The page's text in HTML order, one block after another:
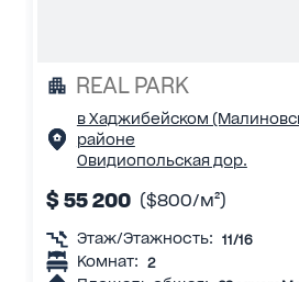
REAL PARK
в Хаджибейском
районе
Овидиопольская дор.
$ 55 200 ($800/м²)
Этаж/Этажность: 11/16
Комнат: 2